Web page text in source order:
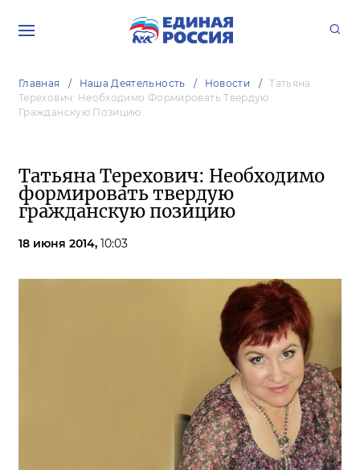
Главная Наша Деятельность Новости
Татьяна
Терехович: Необходимо Формировать Твердую
Гражданскую Позицию
Татьяна Терехович: Необходимо
формировать твердую
гражданскую позицию
18 июня 2014, 10:03